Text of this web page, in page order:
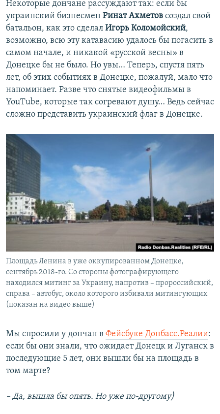
Некоторые дончане рассуждают так: если бы
украинский бизнесмен Ринат Ахметов создал свой
батальон, как это сделал Игорь Коломойский,
возможно, всю эту катавасию удалось бы погасить в
самом начале, и никакой «русской весны» в
Донецке бы не было. Но увы… Теперь, спустя пять
лет, об этих событиях в Донецке, пожалуй, мало что
напоминает. Разве что снятые видеофильмы в
YouTube, которые так согревают душу… Ведь сейчас
сложно представить украинский флаг в Донецке.
Площадь Ленина в уже оккупированном Донецке,
сентябрь 2018-го. Со стороны фотографирующего
находился митинг за Украину, напротив – пророссийский,
справа – автобус, около которого избивали митингующих
(показан на видео выше)
Мы спросили у дончан в Фейсбуке Донбасс.Реалии:
если бы они знали, что ожидает Донецк и Луганск в
последующие 5 лет, они вышли бы на площадь в
том марте?
– Да, вышла бы опять. Но уже по-другому)